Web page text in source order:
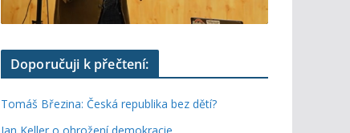
Doporučuji k přečtení:
Tomáš Březina: Česká republika bez dětí?